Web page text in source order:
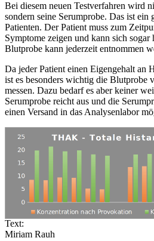
Bei diesem neuen Testverfahren wird
sondern seine Serumprobe. Das ist ein
Patienten. Der Patient muss zum
Symptome zeigen und kann sich
Blutprobe kann jederzeit entnommen
Da jeder Patient einen Eigengehalt an
ist es besonders wichtig die Blutprobe
messen. Dazu bedarf es aber keiner
Serumprobe reicht aus und die
einen Versand in das Analysenlabor
Text:
Miriam Rauh